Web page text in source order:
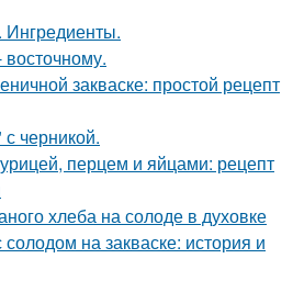
восточному.
закваске: простой рецепт
черникой.
перцем и яйцами: рецепт
хлеба на солоде в духовке
на закваске: история и